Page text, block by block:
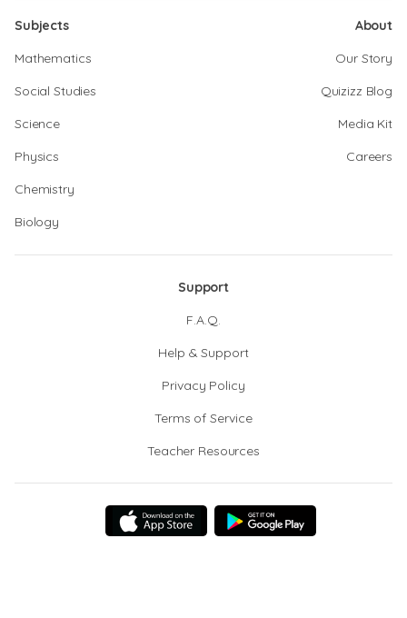
Subjects
Mathematics
Social Studies
Science
Physics
Chemistry
Biology
About
Our Story
Quizizz Blog
Media Kit
Careers
Support
F.A.Q.
Help & Support
Privacy Policy
Terms of Service
Teacher Resources